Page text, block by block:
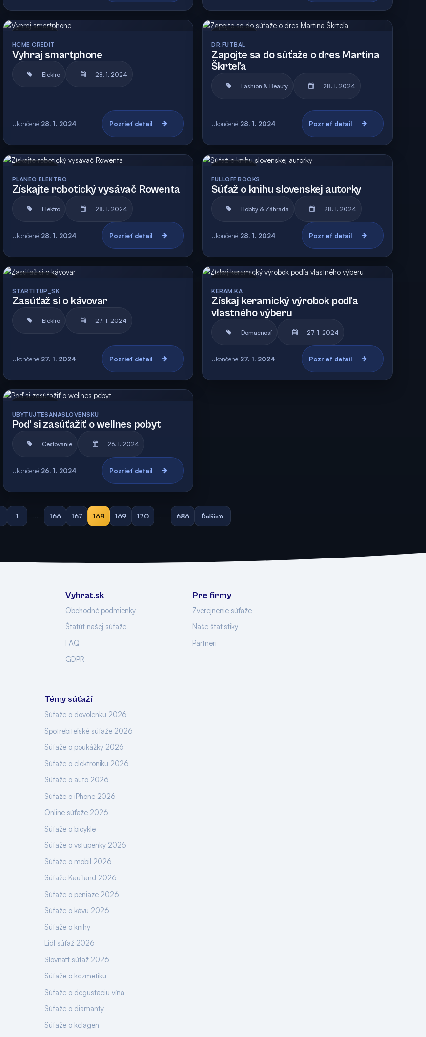
HOME CREDIT
Vyhraj smartphone
Elektro 28. 1. 2024
Ukončené 28. 1. 2024 Pozrieť detail
DR.FUTBAL
Zapojte sa do súťaže o dres Martina
Škrteľa
Fashion & Beauty 28. 1. 2024
Ukončené 28. 1. 2024 Pozrieť detail
PLANEO ELEKTRO
Získajte robotický vysávač Rowenta
Elektro 28. 1. 2024
Ukončené 28. 1. 2024 Pozrieť detail
FULLOFF.BOOKS
Súťaž o knihu slovenskej autorky
Hobby & Záhrada 28. 1. 2024
Ukončené 28. 1. 2024 Pozrieť detail
STARTITUP_SK
Zasúťaž si o kávovar
Elektro 27. 1. 2024
Ukončené 27. 1. 2024 Pozrieť detail
KERAM.KA
Získaj keramický výrobok podľa
vlastného výberu
Domácnosť 27. 1. 2024
Ukončené 27. 1. 2024 Pozrieť detail
UBYTUJTESANASLOVENSKU
Poď si zasúťažiť o wellnes pobyt
Cestovanie 26. 1. 2024
Ukončené 26. 1. 2024 Pozrieť detail
1 … 166 167 168 169 170 … 686 Ďalšia»
Vyhrat.sk
Obchodné podmienky
Štatút našej súťaže
FAQ
GDPR
Pre firmy
Zverejnenie súťaže
Naše štatistiky
Partneri
Témy súťaží
Súťaže o dovolenku 2026
Spotrebiteľské súťaže 2026
Súťaže o poukážky 2026
Súťaže o elektroniku 2026
Súťaže o auto 2026
Súťaže o iPhone 2026
Online súťaže 2026
Súťaže o bicykle
Súťaže o vstupenky 2026
Súťaže o mobil 2026
Súťaže Kaufland 2026
Súťaže o peniaze 2026
Súťaže o kávu 2026
Súťaže o knihy
Lidl súťaž 2026
Slovnaft súťaž 2026
Súťaže o kozmetiku
Súťaže o degustaciu vína
Súťaže o diamanty
Súťaže o kolagen